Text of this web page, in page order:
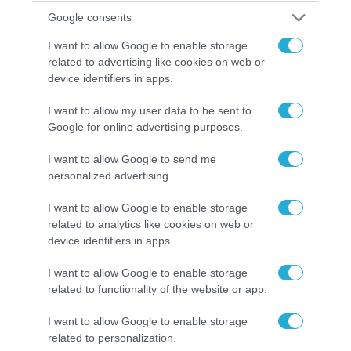
Google consents
I want to allow Google to enable storage
related to advertising like cookies on web or
device identifiers in apps.
I want to allow my user data to be sent to
Google for online advertising purposes.
I want to allow Google to send me
personalized advertising.
I want to allow Google to enable storage
related to analytics like cookies on web or
device identifiers in apps.
I want to allow Google to enable storage
related to functionality of the website or app.
I want to allow Google to enable storage
related to personalization.
Σε μια αποκάλυψη – «βόμβα» προχώρησε το
Facebook αναφορικά με τις απέλπιδες προσπάθειες
του αμερικανικού βαθέως κράτους (επι τρία συνεχή
χρόνια) να αποδείξει κάποια έστω ανάμιξη της
Ρωσίας στις αμερικανικές εκλογές του 2016,
προφανώς για να κτυπήσει ποιον άλλο τον Ντόναλντ
Τραμπ. Έτσι η αμερικανική εταιρεία «αποκάλυψε»
ότι κάποιο δίκτυο σχετιζόμενο με το το Internet […]
26.09.2019 | 06:49